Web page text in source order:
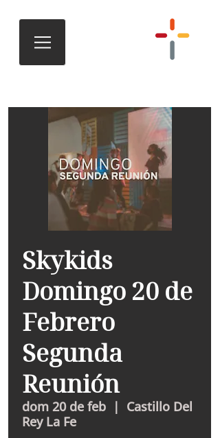
Skykids
Domingo 20 de
Febrero
Segunda
Reunión
dom 20 de feb
  |
Castillo Del
Rey La Fe